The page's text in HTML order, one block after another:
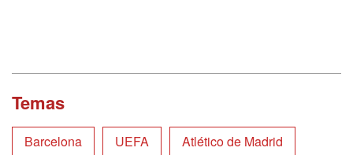
Temas
Barcelona UEFA
Atlético de Madrid